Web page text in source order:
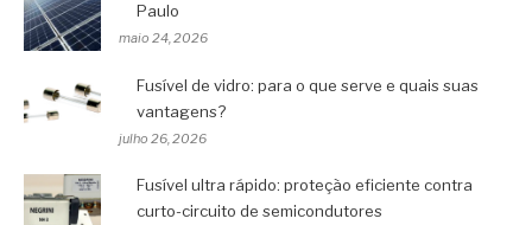
Paulo
maio 24, 2026
Fusível de vidro: para o que serve e quais suas
vantagens?
julho 26, 2026
Fusível ultra rápido: proteção eficiente contra
curto-circuito de semicondutores